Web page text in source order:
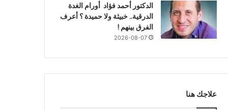
الدكتور أحمد فؤاد أورام الغدة
الدرقية.. خبيثة ولا حميدة ؟ أعرف
الفرق بينهم !
2026-08-07
علاجك هنا